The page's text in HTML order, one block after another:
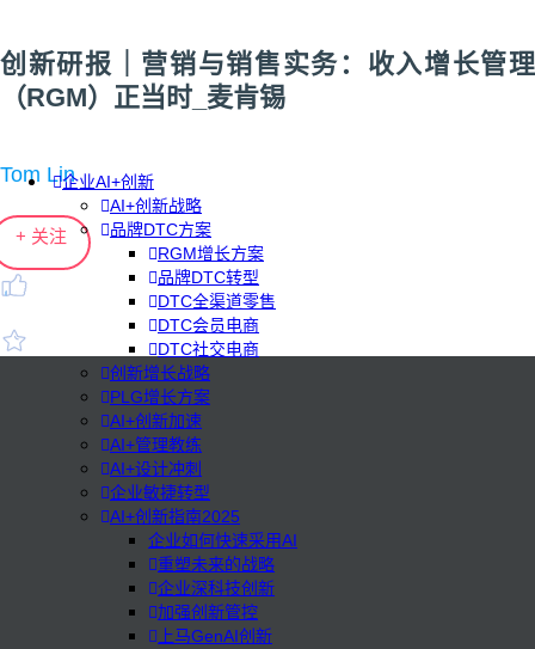
企业AI+创新
AI+创新战略
品牌DTC方案
RGM增长方案
品牌DTC转型
DTC全渠道零售
DTC会员电商
DTC社交电商
创新增长战略
PLG增长方案
AI+创新加速
AI+管理教练
AI+设计冲刺
企业敏捷转型
AI+创新指南2025
企业如何快速采用AI
重塑未来的战略
企业深科技创新
加强创新管控
上马GenAI创新
创新研报｜营销与销售实务：收入增长管理
（RGM）正当时_麦肯锡
Tom Lin
+ 关注